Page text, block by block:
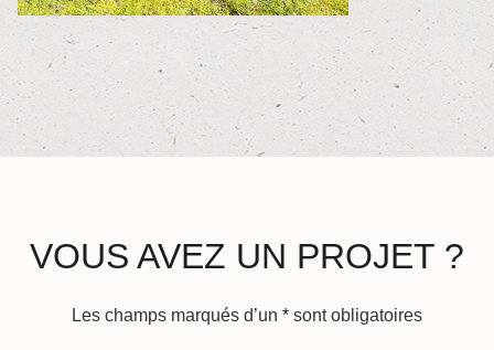
VOUS AVEZ UN PROJET ?
Les champs marqués d’un * sont obligatoires